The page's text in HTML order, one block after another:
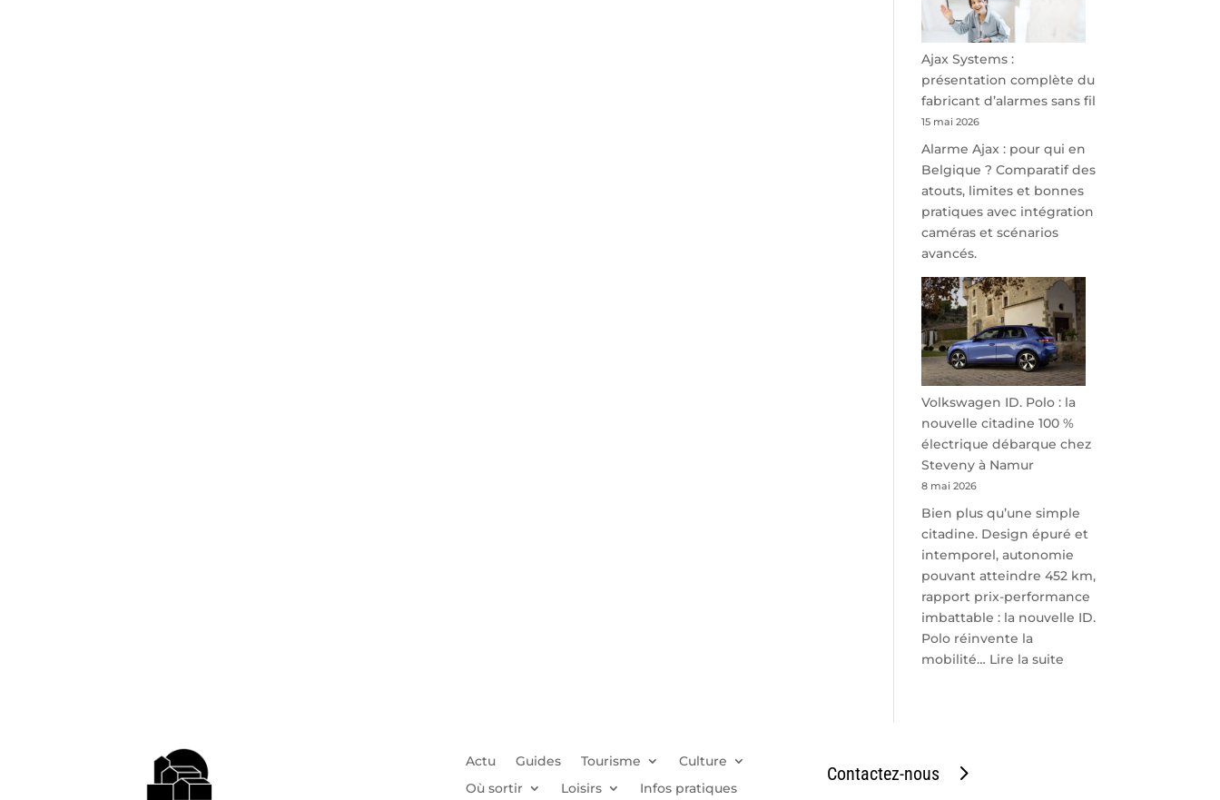
Park
redessine
parking
sécurisé
à
l’aéroport
Ajax Systems :
présentation complète du
fabricant d’alarmes sans fil
15 mai 2026
Alarme Ajax : pour qui en
Belgique ? Comparatif des
atouts, limites et bonnes
pratiques avec intégration
caméras et scénarios
avancés.
Volkswagen ID. Polo : la
nouvelle citadine 100 %
électrique débarque chez
Steveny à Namur
8 mai 2026
Bien plus qu’une simple
citadine. Design épuré et
intemporel, autonomie
pouvant atteindre 452 km,
rapport prix-performance
imbattable : la nouvelle ID.
Polo réinvente la
mobilité… Lire la suite
Actu Guides Tourisme
Culture
Où sortir
Loisirs Infos pratiques
Contactez-nous